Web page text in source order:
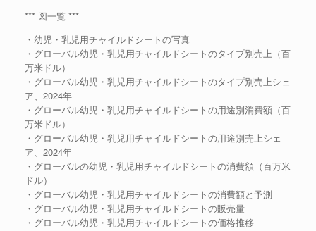
*** 図一覧 ***
・幼児・乳児用チャイルドシートの写真
・グローバル幼児・乳児用チャイルドシートのタイプ別売上（百
万米ドル）
・グローバル幼児・乳児用チャイルドシートのタイプ別売上シェ
ア、2024年
・グローバル幼児・乳児用チャイルドシートの用途別消費額（百
万米ドル）
・グローバル幼児・乳児用チャイルドシートの用途別売上シェ
ア、2024年
・グローバルの幼児・乳児用チャイルドシートの消費額（百万米
ドル）
・グローバル幼児・乳児用チャイルドシートの消費額と予測
・グローバル幼児・乳児用チャイルドシートの販売量
・グローバル幼児・乳児用チャイルドシートの価格推移